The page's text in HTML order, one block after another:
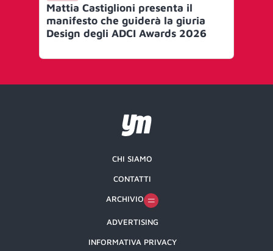
Mattia Castiglioni presenta il
manifesto che guiderà la giuria
Design degli ADCI Awards 2026
CHI SIAMO
CONTATTI
ARCHIVIO
ADVERTISING
INFORMATIVA PRIVACY